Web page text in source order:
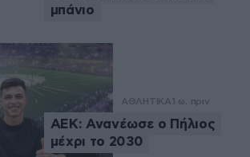
μπάνιο
ΑΘΛΗΤΙΚΑ 1 ω. πριν
ΑΕΚ: Ανανέωσε ο Πήλιος
μέχρι το 2030